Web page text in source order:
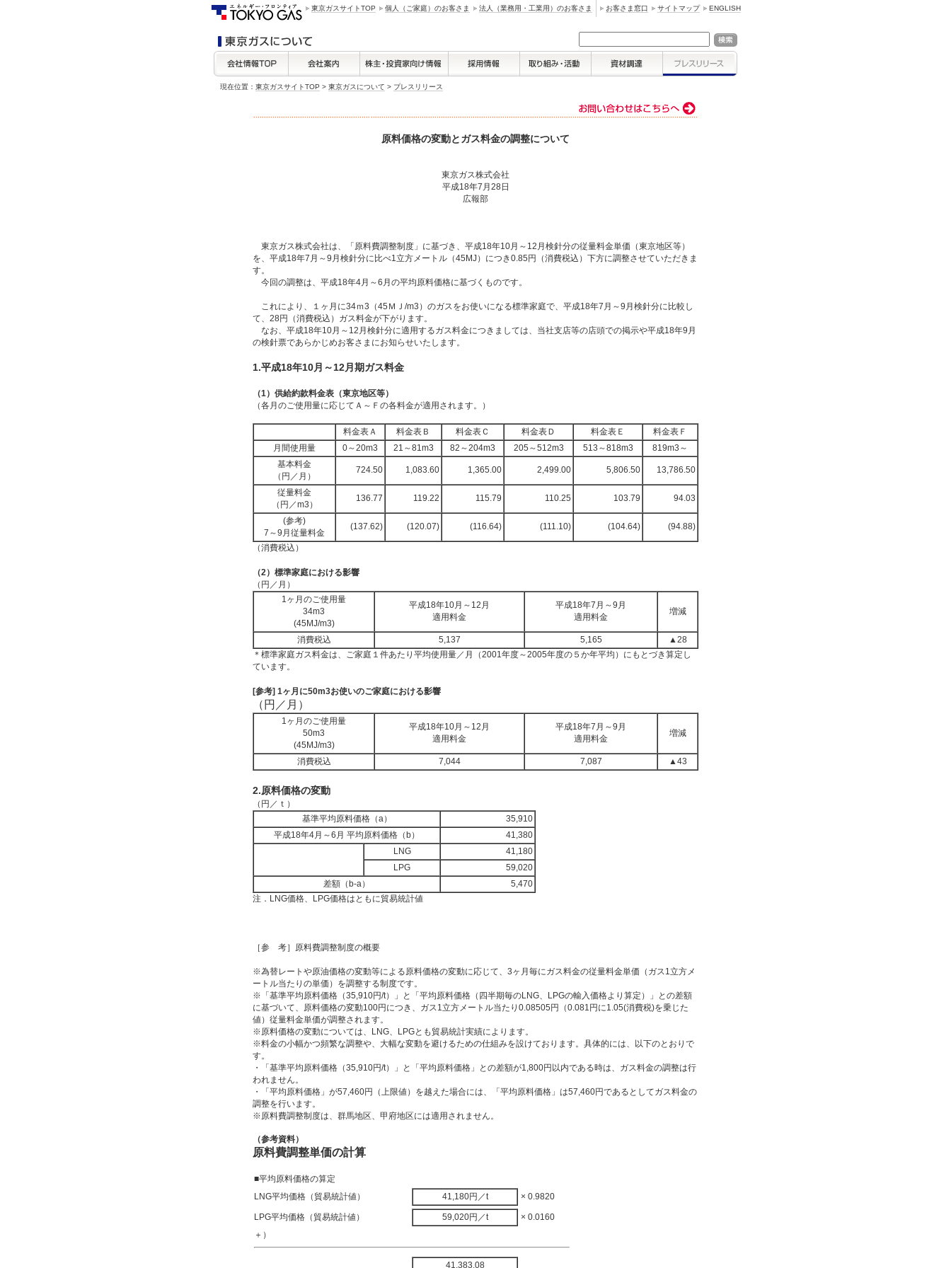
東京ガスサイトTOP 個人（ご家庭）のお客さま 法人（業務用・工業用）のお客さま お客さま窓口 サイトマップ ENGLISH
現在位置： 東京ガスサイトTOP > 東京ガスについて > プレスリリース
原料価格の変動とガス料金の調整について
東京ガス株式会社
平成18年7月28日
広報部
東京ガス株式会社は、「原料費調整制度」に基づき、平成18年10月～12月検針分の従量料金単価（東京地区等）
を、平成18年7月～9月検針分に比べ1立方メートル（45MJ）につき0.85円（消費税込）下方に調整させていただきま
す。
今回の調整は、平成18年4月～6月の平均原料価格に基づくものです。
これにより、１ヶ月に34ｍ3（45ＭＪ/m3）のガスをお使いになる標準家庭で、平成18年7月～9月検針分に比較し
て、28円（消費税込）ガス料金が下がります。
なお、平成18年10月～12月検針分に適用するガス料金につきましては、当社支店等の店頭での掲示や平成18年9月
の検針票であらかじめお客さまにお知らせいたします。
1.平成18年10月～12月期ガス料金
（1）供給約款料金表（東京地区等）
（各月のご使用量に応じてＡ～Ｆの各料金が適用されます。）
料金表Ａ 料金表Ｂ 料金表Ｃ 料金表Ｄ 料金表Ｅ
料金表Ｆ
月間使用量
0～20m3 21～81m3 82～204m3 205～512m3 513～818m3
819m3～
基本料金
（円／月）
724.50 1,083.60 1,365.00 2,499.00 5,806.50 13,786.50
従量料金
（円／m3）
136.77 119.22 115.79 110.25 103.79 94.03
(参考)
7～9月従量料金
(137.62) (120.07) (116.64) (111.10) (104.64) (94.88)
（消費税込）
（2）標準家庭における影響
（円／月）
1ヶ月のご使用量
34m3
(45MJ/m3)
平成18年10月～12月
適用料金
平成18年7月～9月
適用料金
増減
消費税込 5,137 5,165
▲28
＊標準家庭ガス料金は、ご家庭１件あたり平均使用量／月（2001年度～2005年度の５か年平均）にもとづき算定し
ています。
[参考] 1ヶ月に50m3お使いのご家庭における影響
（円／月）
1ヶ月のご使用量
50m3
(45MJ/m3)
平成18年10月～12月
適用料金
平成18年7月～9月
適用料金
増減
消費税込 7,044 7,087 ▲43
2.原料価格の変動
（円／ｔ）
基準平均原料価格（a）
35,910
平成18年4月～6月 平均原料価格（b）
41,380
LNG
41,180
LPG
59,020
差額（b-a）
5,470
注．LNG価格、LPG価格はともに貿易統計値
［参 考］原料費調整制度の概要
※為替レートや原油価格の変動等による原料価格の変動に応じて、3ヶ月毎にガス料金の従量料金単価（ガス1立方メ
ートル当たりの単価）を調整する制度です。
※「基準平均原料価格（35,910円/t）」と「平均原料価格（四半期毎のLNG、LPGの輸入価格より算定）」との差額
に基づいて、原料価格の変動100円につき、ガス1立方メートル当たり0.08505円（0.081円に1.05(消費税)を乗じた
値）従量料金単価が調整されます。
※原料価格の変動については、LNG、LPGとも貿易統計実績によります。
※料金の小幅かつ頻繁な調整や、大幅な変動を避けるための仕組みを設けております。具体的には、以下のとおりで
す。
・「基準平均原料価格（35,910円/t）」と「平均原料価格」との差額が1,800円以内である時は、ガス料金の調整は行
われません。
・「平均原料価格」が57,460円（上限値）を越えた場合には、「平均原料価格」は57,460円であるとしてガス料金の
調整を行います。
※原料費調整制度は、群馬地区、甲府地区には適用されません。
（参考資料）
原料費調整単価の計算
■平均原料価格の算定
LNG平均価格（貿易統計値）
41,180円／t × 0.9820
LPG平均価格（貿易統計値） 59,020円／t
× 0.0160
＋）
41,383.08